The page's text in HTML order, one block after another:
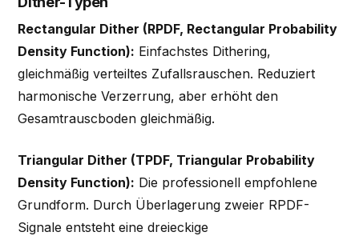
Rectangular Dither (RPDF, Rectangular Probability
Density Function): Einfachstes Dithering,
gleichmäßig verteiltes Zufallsrauschen. Reduziert
harmonische Verzerrung, aber erhöht den
Gesamtrauscboden gleichmäßig.
Triangular Dither (TPDF, Triangular Probability
Density Function): Die professionell empfohlene
Grundform. Durch Überlagerung zweier RPDF-
Signale entsteht eine dreieckige